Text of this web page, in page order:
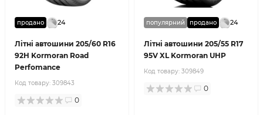
продано 24
Літні автошини 205/60 R16
92H Kormoran Road
Perfomance
Код товару: 309843
0
популярний продано 24
Літні автошини 205/55 R17
95V XL Kormoran UHP
Код товару: 309849
0